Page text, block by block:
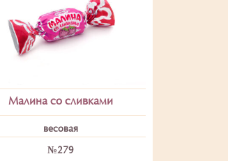
Малина со сливками
весовая
№279